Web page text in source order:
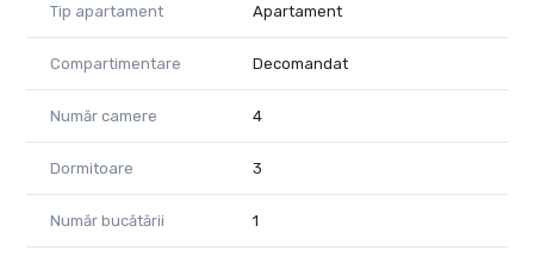
Tip apartament Apartament
Compartimentare Decomandat
Număr camere 4
Dormitoare 3
Număr bucătării 1